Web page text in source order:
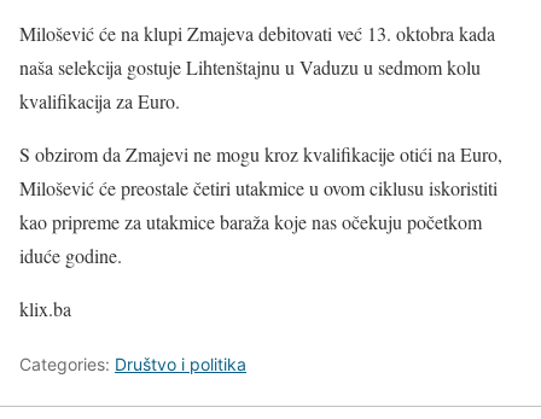
Milošević će na klupi Zmajeva debitovati već 13. oktobra kada
naša selekcija gostuje Lihtenštajnu u Vaduzu u sedmom kolu
kvalifikacija za Euro.
S obzirom da Zmajevi ne mogu kroz kvalifikacije otići na Euro,
Milošević će preostale četiri utakmice u ovom ciklusu iskoristiti
kao pripreme za utakmice baraža koje nas očekuju početkom
iduće godine.
klix.ba
Categories: Društvo i politika